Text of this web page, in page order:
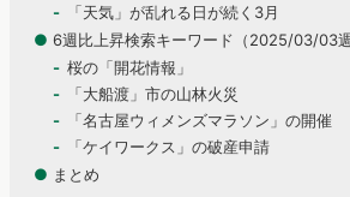
「天気」が乱れる日が続く3月
● 6週比上昇検索キーワード（2025/03/03週
桜の「開花情報」
「大船渡」市の山林火災
「名古屋ウィメンズマラソン」の開催
「ケイワークス」の破産申請
● まとめ